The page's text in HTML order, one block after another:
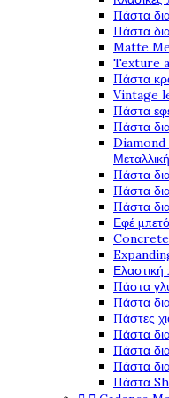
Πάστα
Πάστα
Matte
Texture
Πάστα
Vintage
Πάστα
Πάστα
Diamond
Πάστα
Πάστα
Πάστα
Εφέ
Πάστα
Πάστα
Πάστες
Πάστα
Πάστα
Πάστα
Πάστα